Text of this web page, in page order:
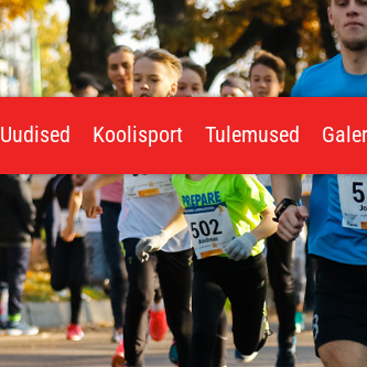
Uudised Koolisport Tulemused